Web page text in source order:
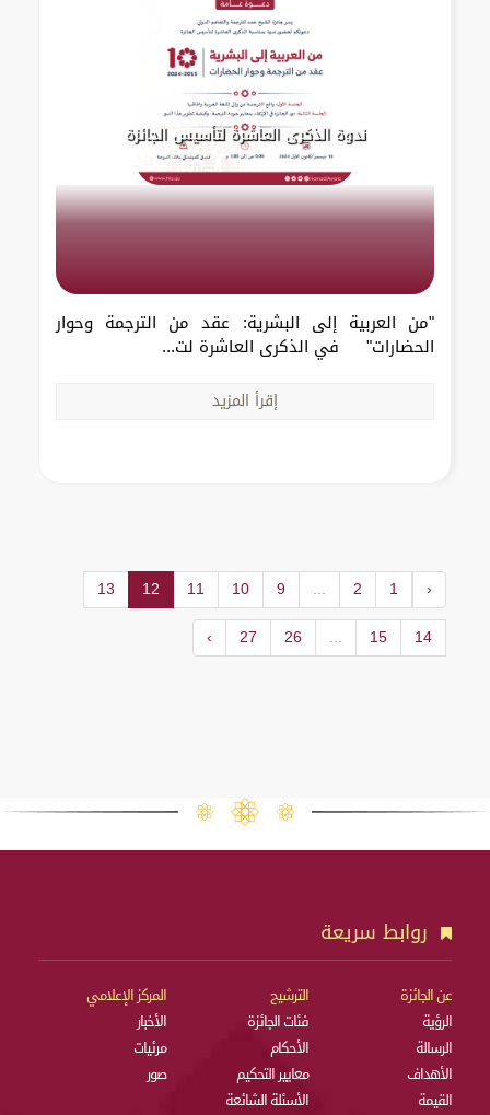
ندوة الذكرى العاشرة لتأسيس الجائزة
"من العربية إلى البشرية: عقد من الترجمة وحوار
الحضارات" في الذكرى العاشرة لت...
إقرأ المزيد
‹
1
2
...
9
10
11
12
13
14
15
...
26
27
›
روابط سريعة
عن الجائزة
الرؤية
الرسالة
الأهداف
القيمة
الترشيح
فئات الجائزة
الأحكام
معايير التحكيم
الأسئلة الشائعة
المركز الإعلامي
الأخبار
مرئيات
صور